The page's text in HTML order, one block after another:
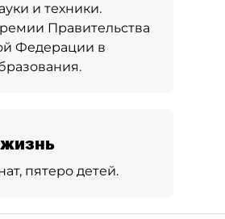
и техники.
Правительства
Федерации в
пятеро детей.